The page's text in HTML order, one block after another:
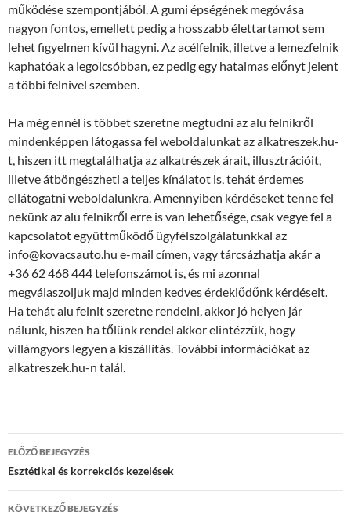
működése szempontjából. A gumi épségének megóvása
nagyon fontos, emellett pedig a hosszabb élettartamot sem
lehet figyelmen kívül hagyni. Az acélfelnik, illetve a lemezfelnik
kaphatóak a legolcsóbban, ez pedig egy hatalmas előnyt jelent
a többi felnivel szemben.
Ha még ennél is többet szeretne megtudni az alu felnikről
mindenképpen látogassa fel weboldalunkat az alkatreszek.hu-
t, hiszen itt megtalálhatja az alkatrészek árait, illusztrációit,
illetve átböngészheti a teljes kínálatot is, tehát érdemes
ellátogatni weboldalunkra. Amennyiben kérdéseket tenne fel
nekünk az alu felnikről erre is van lehetősége, csak vegye fel a
kapcsolatot együttműködő ügyfélszolgálatunkkal az
info@kovacsauto.hu e-mail címen, vagy tárcsázhatja akár a
+36 62 468 444 telefonszámot is, és mi azonnal
megválaszoljuk majd minden kedves érdeklődőnk kérdéseit.
Ha tehát alu felnit szeretne rendelni, akkor jó helyen jár
nálunk, hiszen ha tőlünk rendel akkor elintézzük, hogy
villámgyors legyen a kiszállítás. További információkat az
alkatreszek.hu-n talál.
Bejegyzés
navigáció
ELŐZŐ BEJEGYZÉS
Esztétikai és korrekciós kezelések
KÖVETKEZŐ BEJEGYZÉS